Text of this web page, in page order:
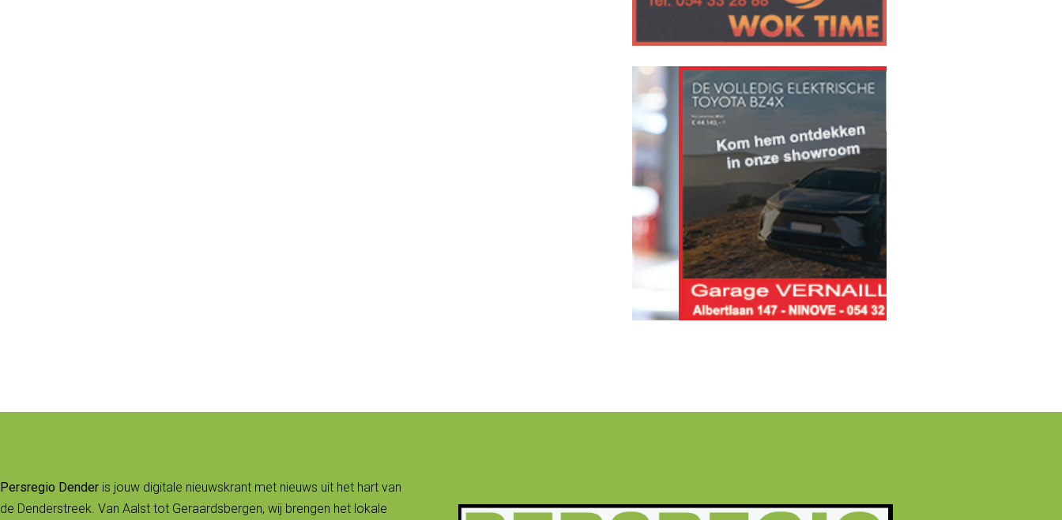
Persregio Dender is jouw digitale nieuwskrant met nieuws uit het hart van
de Denderstreek. Van Aalst tot Geraardsbergen, wij brengen het lokale